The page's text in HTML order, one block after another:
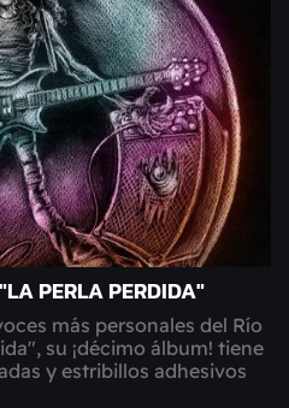
PERLA PERDIDA"
más personales del Río
su ¡décimo álbum! tiene
y estribillos adhesivos